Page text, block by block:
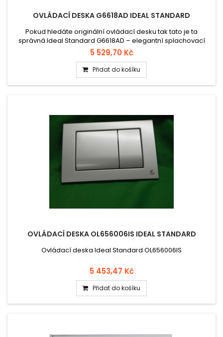
OVLÁDACÍ DESKA G6618AD IDEAL STANDARD
Pokud hledáte originální ovládací desku tak tato je ta
správná.Ideal Standard G6618AD – elegantní splachovací
deska pro WC, vhodná pro podomítkové systémy ProSys a
Conceala. Disponuje čistým, geometrickým designem s
chromovaným povrchem odolným proti poškrábání (PVD
technologie), ideální pro moderní koupelny.
5 529,70 Kč
Přidat do košíku
OVLÁDACÍ DESKA OL656006IS IDEAL STANDARD
Ovládací deska Ideal Standard OL656006IS
5 453,47 Kč
Přidat do košíku